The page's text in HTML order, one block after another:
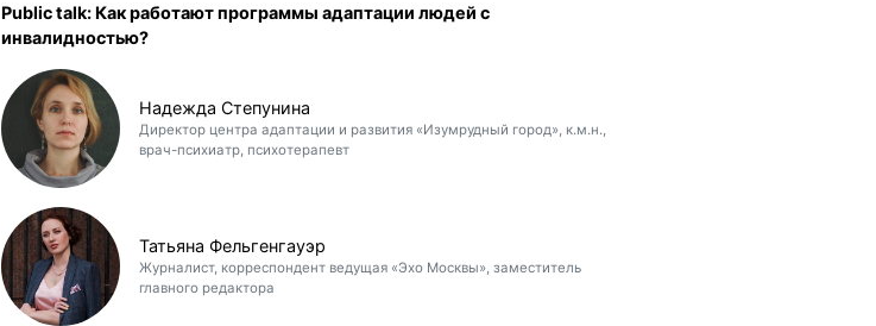
Public talk: Как работают программы адаптации людей с
инвалидностью?
Надежда Степунина
Директор центра адаптации и развития «Изумрудный город», к.м.н.,
врач-психиатр, психотерапевт
Татьяна Фельгенгауэр
Журналист, корреспондент ведущая «Эхо Москвы», заместитель
главного редактора